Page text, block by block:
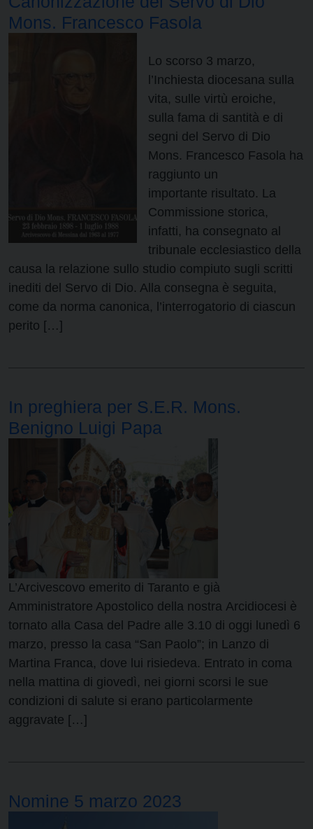
Mons. Francesco Fasola
Lo scorso 3 marzo,
l’Inchiesta diocesana sulla
vita, sulle virtù eroiche,
sulla fama di santità e di
segni del Servo di Dio
Mons. Francesco Fasola ha
raggiunto un
importante risultato. La
Commissione storica,
infatti, ha consegnato al
tribunale ecclesiastico della
causa la relazione sullo studio compiuto sugli scritti
inediti del Servo di Dio. Alla consegna è seguita,
come da norma canonica, l’interrogatorio di ciascun
perito […]
In preghiera per S.E.R. Mons.
Benigno Luigi Papa
L’Arcivescovo emerito di Taranto e già
Amministratore Apostolico della nostra Arcidiocesi è
tornato alla Casa del Padre alle 3.10 di oggi lunedì 6
marzo, presso la casa “San Paolo”; in Lanzo di
Martina Franca, dove lui risiedeva. Entrato in coma
nella mattina di giovedì, nei giorni scorsi le sue
condizioni di salute si erano particolarmente
aggravate […]
Nomine 5 marzo 2023